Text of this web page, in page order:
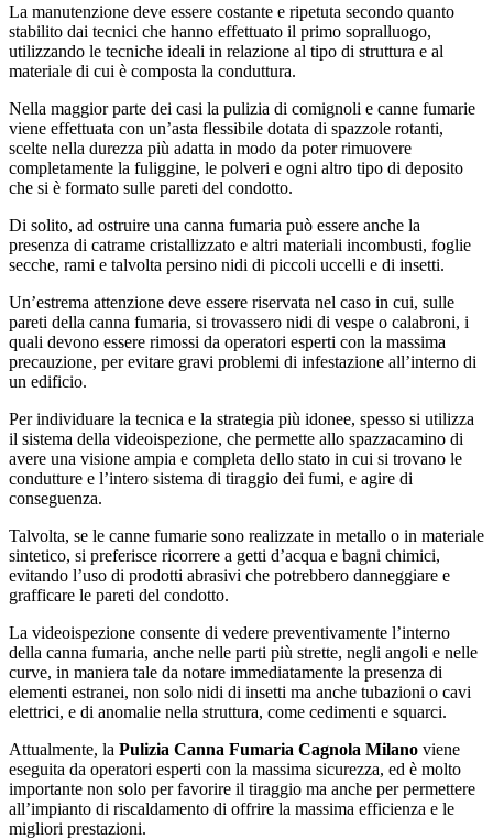
La manutenzione deve essere costante e ripetuta secondo quanto
stabilito dai tecnici che hanno effettuato il primo sopralluogo,
utilizzando le tecniche ideali in relazione al tipo di struttura e al
materiale di cui è composta la conduttura.
Nella maggior parte dei casi la pulizia di comignoli e canne fumarie
viene effettuata con un’asta flessibile dotata di spazzole rotanti,
scelte nella durezza più adatta in modo da poter rimuovere
completamente la fuliggine, le polveri e ogni altro tipo di deposito
che si è formato sulle pareti del condotto.
Di solito, ad ostruire una canna fumaria può essere anche la
presenza di catrame cristallizzato e altri materiali incombusti, foglie
secche, rami e talvolta persino nidi di piccoli uccelli e di insetti.
Un’estrema attenzione deve essere riservata nel caso in cui, sulle
pareti della canna fumaria, si trovassero nidi di vespe o calabroni, i
quali devono essere rimossi da operatori esperti con la massima
precauzione, per evitare gravi problemi di infestazione all’interno di
un edificio.
Per individuare la tecnica e la strategia più idonee, spesso si utilizza
il sistema della videoispezione, che permette allo spazzacamino di
avere una visione ampia e completa dello stato in cui si trovano le
condutture e l’intero sistema di tiraggio dei fumi, e agire di
conseguenza.
Talvolta, se le canne fumarie sono realizzate in metallo o in materiale
sintetico, si preferisce ricorrere a getti d’acqua e bagni chimici,
evitando l’uso di prodotti abrasivi che potrebbero danneggiare e
grafficare le pareti del condotto.
La videoispezione consente di vedere preventivamente l’interno
della canna fumaria, anche nelle parti più strette, negli angoli e nelle
curve, in maniera tale da notare immediatamente la presenza di
elementi estranei, non solo nidi di insetti ma anche tubazioni o cavi
elettrici, e di anomalie nella struttura, come cedimenti e squarci.
Attualmente, la Pulizia Canna Fumaria Cagnola Milano viene
eseguita da operatori esperti con la massima sicurezza, ed è molto
importante non solo per favorire il tiraggio ma anche per permettere
all’impianto di riscaldamento di offrire la massima efficienza e le
migliori prestazioni.